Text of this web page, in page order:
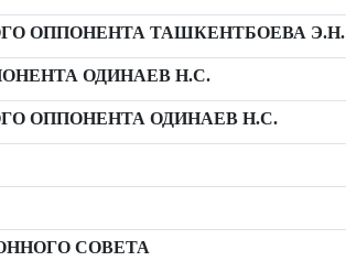
ОППОНЕНТА ТАШКЕНТБОЕВА Э.Н.
ОДИНАЕВ Н.С.
ОППОНЕНТА ОДИНАЕВ Н.С.
СОВЕТА